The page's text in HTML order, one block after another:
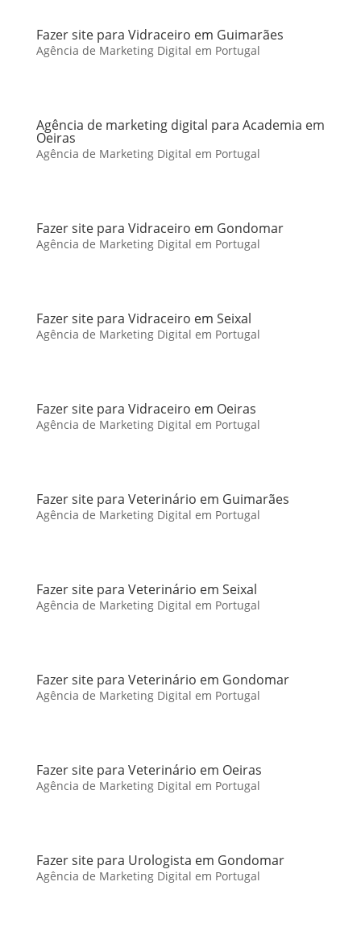
Fazer site para Vidraceiro em Guimarães
Agência de Marketing Digital em Portugal
Agência de marketing digital para Academia em
Oeiras
Agência de Marketing Digital em Portugal
Fazer site para Vidraceiro em Gondomar
Agência de Marketing Digital em Portugal
Fazer site para Vidraceiro em Seixal
Agência de Marketing Digital em Portugal
Fazer site para Vidraceiro em Oeiras
Agência de Marketing Digital em Portugal
Fazer site para Veterinário em Guimarães
Agência de Marketing Digital em Portugal
Fazer site para Veterinário em Seixal
Agência de Marketing Digital em Portugal
Fazer site para Veterinário em Gondomar
Agência de Marketing Digital em Portugal
Fazer site para Veterinário em Oeiras
Agência de Marketing Digital em Portugal
Fazer site para Urologista em Gondomar
Agência de Marketing Digital em Portugal